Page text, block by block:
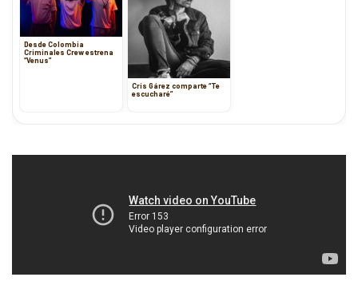
Desde Colombia
Criminales Crew estrena
“Venus”
Cris Gárez comparte “Te
escucharé”